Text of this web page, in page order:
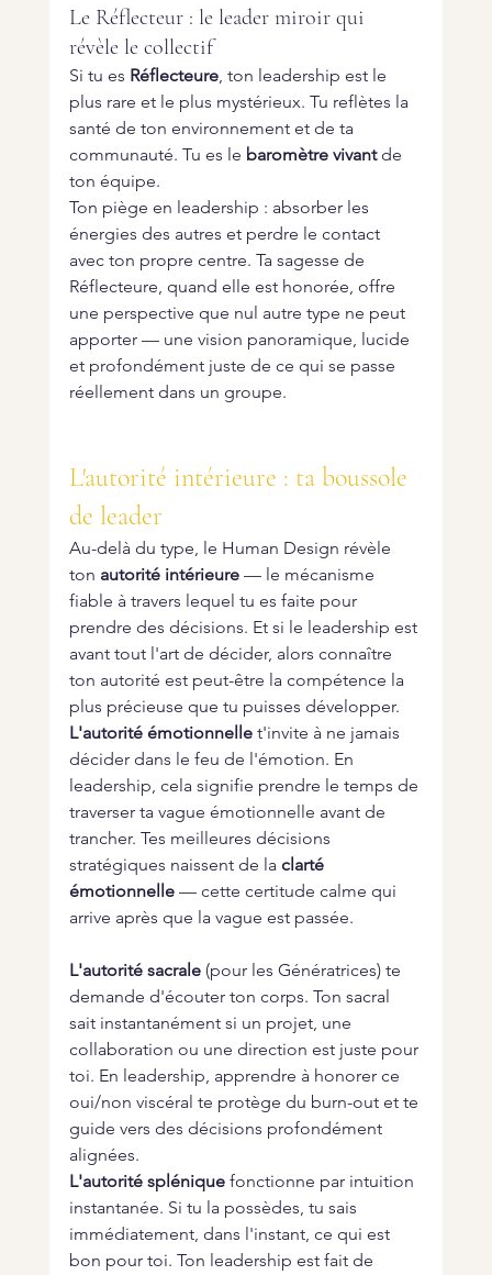
Le Réflecteur : le leader miroir qui
révèle le collectif
Si tu es Réflecteure, ton leadership est le
plus rare et le plus mystérieux. Tu reflètes la
santé de ton environnement et de ta
communauté. Tu es le baromètre vivant de
ton équipe.
Ton piège en leadership : absorber les
énergies des autres et perdre le contact
avec ton propre centre. Ta sagesse de
Réflecteure, quand elle est honorée, offre
une perspective que nul autre type ne peut
apporter — une vision panoramique, lucide
et profondément juste de ce qui se passe
réellement dans un groupe.
L'autorité intérieure : ta boussole
de leader
Au-delà du type, le Human Design révèle
ton autorité intérieure — le mécanisme
fiable à travers lequel tu es faite pour
prendre des décisions. Et si le leadership est
avant tout l'art de décider, alors connaître
ton autorité est peut-être la compétence la
plus précieuse que tu puisses développer.
L'autorité émotionnelle t'invite à ne jamais
décider dans le feu de l'émotion. En
leadership, cela signifie prendre le temps de
traverser ta vague émotionnelle avant de
trancher. Tes meilleures décisions
stratégiques naissent de la clarté
émotionnelle — cette certitude calme qui
arrive après que la vague est passée.
L'autorité sacrale (pour les Génératrices) te
demande d'écouter ton corps. Ton sacral
sait instantanément si un projet, une
collaboration ou une direction est juste pour
toi. En leadership, apprendre à honorer ce
oui/non viscéral te protège du burn-out et te
guide vers des décisions profondément
alignées.
L'autorité splénique fonctionne par intuition
instantanée. Si tu la possèdes, tu sais
immédiatement, dans l'instant, ce qui est
bon pour toi. Ton leadership est fait de